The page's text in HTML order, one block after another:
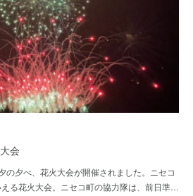
会
の夕べ、花火大会が開催されました。ニセコ
る花火大会。ニセコ町の協力隊は、前日準…